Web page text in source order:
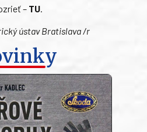
– TU.
ústav Bratislava /r